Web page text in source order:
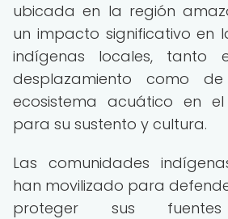
ubicada en la región
un impacto significativo en
indígenas locales, tanto
desplazamiento como
ecosistema acuático en
para su sustento y cultura.
Las comunidades
han movilizado para
proteger sus